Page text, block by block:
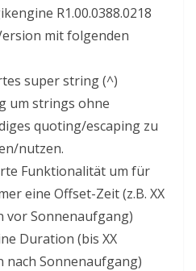
R1.00.0388.0218
mit folgenden
super string (^)
um strings ohne
quoting/escaping zu
nutzen.
Funktionalität um für
eine Offset-Zeit (z.B. XX
vor Sonnenaufgang)
Duration (bis XX
nach Sonnenaufgang)